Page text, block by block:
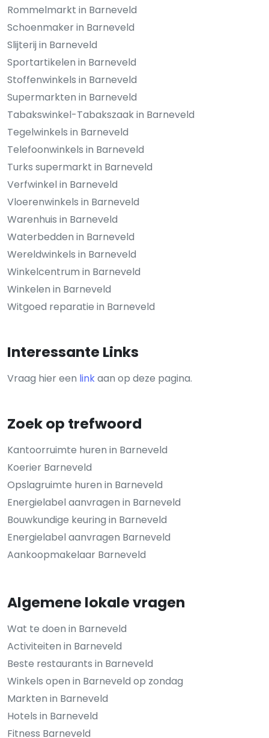
Rommelmarkt in Barneveld
Schoenmaker in Barneveld
Slijterij in Barneveld
Sportartikelen in Barneveld
Stoffenwinkels in Barneveld
Supermarkten in Barneveld
Tabakswinkel-Tabakszaak in Barneveld
Tegelwinkels in Barneveld
Telefoonwinkels in Barneveld
Turks supermarkt in Barneveld
Verfwinkel in Barneveld
Vloerenwinkels in Barneveld
Warenhuis in Barneveld
Waterbedden in Barneveld
Wereldwinkels in Barneveld
Winkelcentrum in Barneveld
Winkelen in Barneveld
Witgoed reparatie in Barneveld
Interessante Links
Vraag hier een linkaan op deze pagina.
Zoek op trefwoord
Kantoorruimte huren in Barneveld
Koerier Barneveld
Opslagruimte huren in Barneveld
Energielabel aanvragen in Barneveld
Bouwkundige keuring in Barneveld
Energielabel aanvragen Barneveld
Aankoopmakelaar Barneveld
Algemene lokale vragen
Wat te doen in Barneveld
Activiteiten in Barneveld
Beste restaurants in Barneveld
Winkels open in Barneveld op zondag
Markten in Barneveld
Hotels in Barneveld
Fitness Barneveld